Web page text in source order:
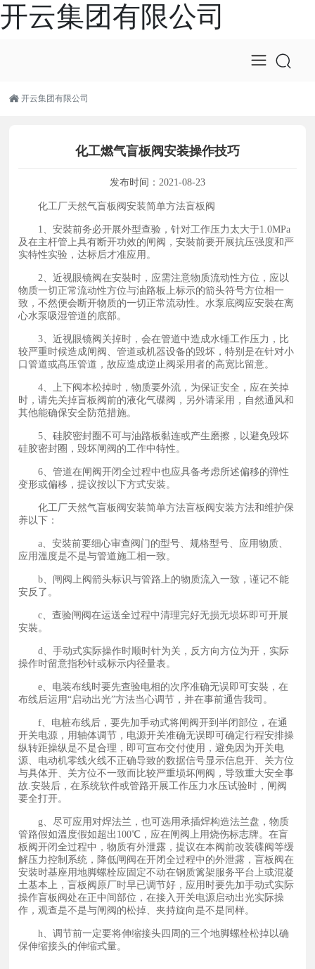
开云集团有限公司
开云集团有限公司
化工燃气盲板阀安装操作技巧
发布时间： 2021-08-23
化工厂天然气盲板阀安装简单方法盲板阀
1、安裝前务必开展外型查验，针对工作压力太大于1.0MPa
及在主杆管上具有断开功效的闸阀，安裝前要开展抗压强度和严
实特性实验，达标后才准应用。
2、近视眼镜阀在安裝时，应需注意物质流动性方位，应以
物质一切正常流动性方位与油路板上标示的箭头符号方位相一
致，不然便会断开物质的一切正常流动性。水泵底阀应安裝在离
心水泵吸湿管道的底部。
3、近视眼镜阀关掉时，会在管道中造成水锤工作压力，比
较严重时候造成闸阀、管道或机器设备的毁坏，特别是在针对小
口管道或髙压管道，故应造成逆止阀采用者的高宽比留意。
4、上下阀本松掉时，物质要外流，为保证安全，应在关掉
时，请先关掉盲板阀前的液化气碟阀，另外请采用，自然通风和
其他能确保安全防范措施。
5、硅胶密封圈不可与油路板黏连或产生磨擦，以避免毁坏
硅胶密封圈，毁坏闸阀的工作中特性。
6、管道在闸阀开闭全过程中也应具备考虑所述偏移的弹性
变形或偏移，提议按以下方式安裝。
化工厂天然气盲板阀安装简单方法盲板阀安装方法和维护保
养以下：
a、安裝前要细心审查阀门的型号、规格型号、应用物质、
应用溫度是不是与管道施工相一致。
b、闸阀上阀箭头标识与管路上的物质流入一致，谨记不能
安反了。
c、查验闸阀在运送全过程中清理完好无损无埙坏即可开展
安裝。
d、手动式实际操作时顺时针为关，反方向方位为开，实际
操作时留意指秒针或标示内径量表。
e、电装布线时要先查验电相的次序准确无误即可安裝，在
布线后运用“启动出光”方法当心调节，并在事前通告我司。
f、电桩布线后，要先加手动式将闸阀开到半闭部位，在通
开关电源，用轴体调节，电源开关准确无误即可确定行程安排操
纵转距操纵是不是合理，即可宣布交付使用，避免因为开关电
源、电动机零线火线不正确导致的数据信号显示信息开、关方位
与具体开、关方位不一致而比较严重埙坏闸阀，导致重大安全事
故.安裝后，在系统软件或管路开展工作压力水压试验时，闸阀
要全打开。
g、尽可应用对焊法兰，也可选用承插焊构造法兰盘，物质
管路假如溫度假如超出100℃，应在闸阀上用烧伤标志牌。在盲
板阀开闭全过程中，物质有外泄露，提议在本阀前改装碟阀等缓
解压力控制系统，降低闸阀在开闭全过程中的外泄露，盲板阀在
安裝时基座用地脚螺栓应固定不动在钢质篱架服务平台上或混凝
土基本上，盲板阀原厂时早已调节好，应用时要先加手动式实际
操作盲板阀处在正中间部位，在接入开关电源启动出光实际操
作，观查是不是与闸阀的松掉、夹持旋向是不是同样。
h、调节前一定要将伸缩接头四周的三个地脚螺栓松掉以确
保伸缩接头的伸缩式量。